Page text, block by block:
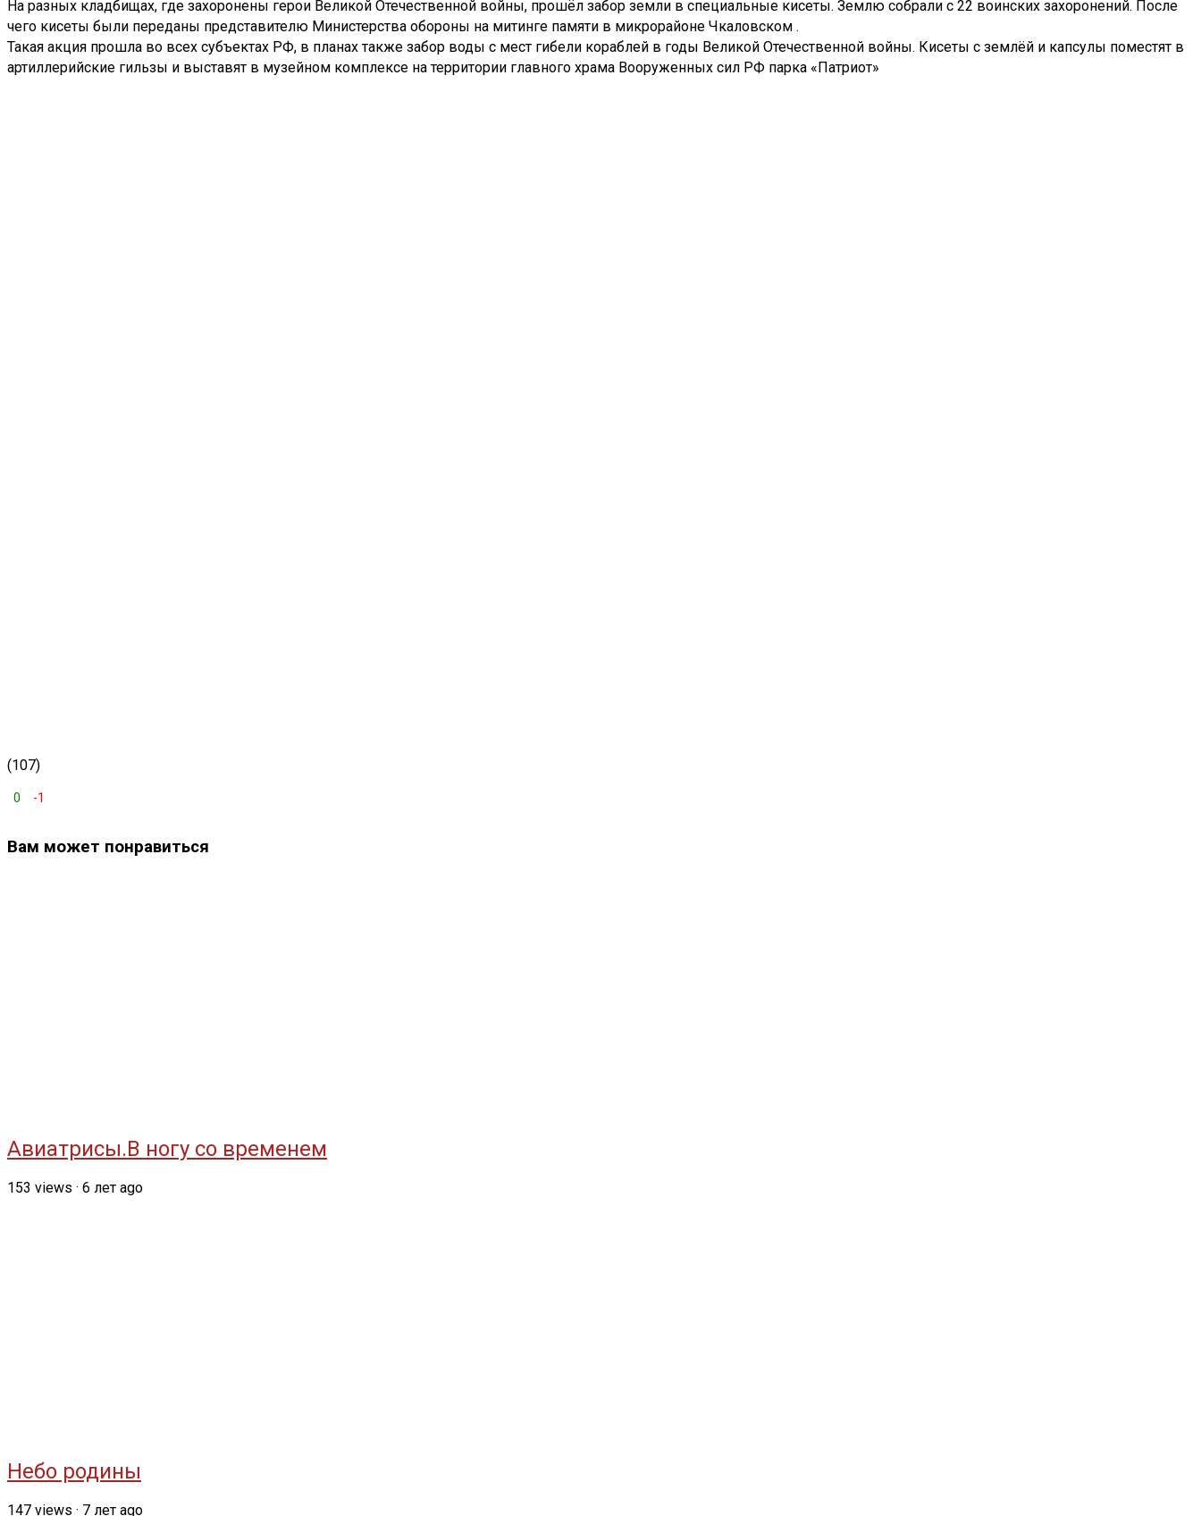
На разных кладбищах, где захоронены герои Великой Отечественной войны, прошёл забор земли в специальные кисеты. Землю собрали с 22 воинских захоронений. После
чего кисеты были переданы представителю Министерства обороны на митинге памяти в микрорайоне Чкаловском .
Такая акция прошла во всех субъектах РФ, в планах также забор воды с мест гибели кораблей в годы Великой Отечественной войны. Кисеты с землёй и капсулы поместят в
артиллерийские гильзы и выставят в музейном комплексе на территории главного храма Вооруженных сил РФ парка «Патриот»
(107)
0 -1
Вам может понравиться
Авиатрисы.В ногу со временем
153 views · 6 лет ago
Небо родины
147 views · 7 лет ago